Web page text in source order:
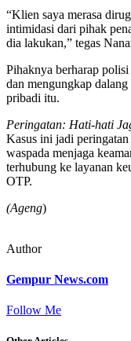
“Klien saya merasa
intimidasi dari pihak
dia lakukan,” tegas
Pihaknya berharap
dan mengungkap
pribadi itu.
Peringatan: Hati-hati
Kasus ini jadi
waspada menjaga
terhubung ke layanan
OTP.
(Ageng)
Author
Gempur News.com
Follow Me